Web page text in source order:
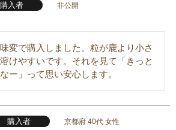
購入者
非公開
変で購入しました。粒が鹿より小さ
けやすいです。それを見て「きっと
ー」って思い安心します。
購入者 京都府 40代 女性